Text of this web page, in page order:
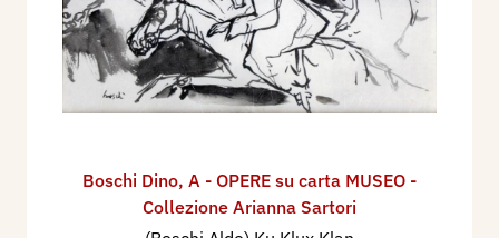
Boschi Dino, A - OPERE su carta MUSEO -
Collezione Arianna Sartori